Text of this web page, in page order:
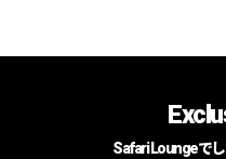
Safari Loungeで